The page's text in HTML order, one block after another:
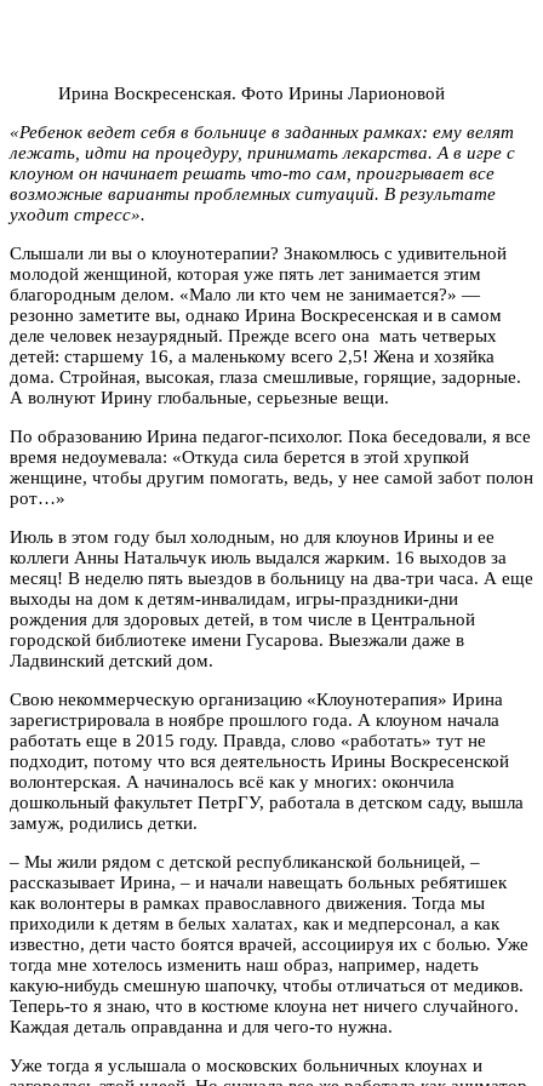
Ирина Воскресенская. Фото Ирины Ларионовой
«Ребенок ведет себя в больнице в заданных рамках: ему велят
лежать, идти на процедуру, принимать лекарства. А в игре с
клоуном он начинает решать что-то сам, проигрывает все
возможные варианты проблемных ситуаций. В результате
уходит стресс».
Слышали ли вы о клоунотерапии? Знакомлюсь с удивительной
молодой женщиной, которая уже пять лет занимается этим
благородным делом. «Мало ли кто чем не занимается?» —
резонно заметите вы, однако Ирина Воскресенская и в самом
деле человек незаурядный. Прежде всего она мать четверых
детей: старшему 16, а маленькому всего 2,5! Жена и хозяйка
дома. Стройная, высокая, глаза смешливые, горящие, задорные.
А волнуют Ирину глобальные, серьезные вещи.
По образованию Ирина педагог-психолог. Пока беседовали, я все
время недоумевала: «Откуда сила берется в этой хрупкой
женщине, чтобы другим помогать, ведь, у нее самой забот полон
рот…»
Июль в этом году был холодным, но для клоунов Ирины и ее
коллеги Анны Натальчук июль выдался жарким. 16 выходов за
месяц! В неделю пять выездов в больницу на два-три часа. А еще
выходы на дом к детям-инвалидам, игры-праздники-дни
рождения для здоровых детей, в том числе в Центральной
городской библиотеке имени Гусарова. Выезжали даже в
Ладвинский детский дом.
Свою некоммерческую организацию «Клоунотерапия» Ирина
зарегистрировала в ноябре прошлого года. А клоуном начала
работать еще в 2015 году. Правда, слово «работать» тут не
подходит, потому что вся деятельность Ирины Воскресенской
волонтерская. А начиналось всё как у многих: окончила
дошкольный факультет ПетрГУ, работала в детском саду, вышла
замуж, родились детки.
– Мы жили рядом с детской республиканской больницей, –
рассказывает Ирина, – и начали навещать больных ребятишек
как волонтеры в рамках православного движения. Тогда мы
приходили к детям в белых халатах, как и медперсонал, а как
известно, дети часто боятся врачей, ассоциируя их с болью. Уже
тогда мне хотелось изменить наш образ, например, надеть
какую-нибудь смешную шапочку, чтобы отличаться от медиков.
Теперь-то я знаю, что в костюме клоуна нет ничего случайного.
Каждая деталь оправданна и для чего-то нужна.
Уже тогда я услышала о московских больничных клоунах и